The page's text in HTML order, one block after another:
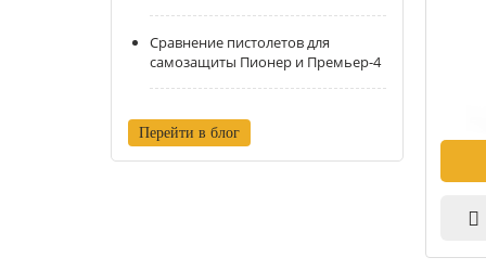
Сравнение пистолетов для
самозащиты Пионер и Премьер-4
Перейти в блог